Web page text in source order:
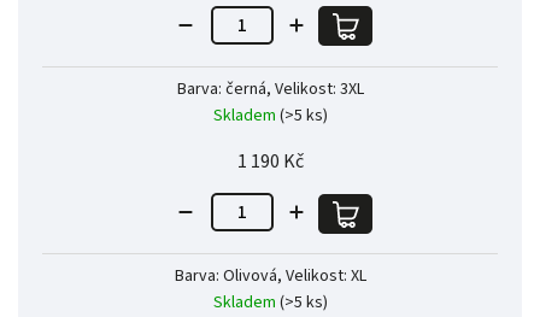
Barva: černá, Velikost: 3XL
Skladem (>5 ks)
1 190 Kč
Barva: Olivová, Velikost: XL
Skladem (>5 ks)